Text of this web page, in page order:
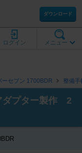
ダウンロード
メニュー
ログイン
ーセブン 1700BDR 整備手
ダプター製作 2